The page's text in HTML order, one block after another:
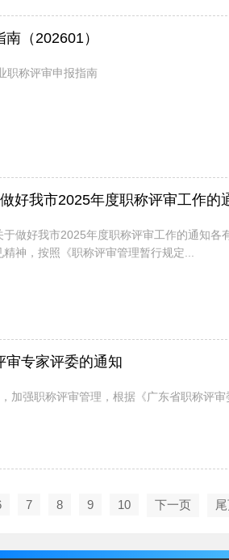
（202601）
职称评审申报指南
好我市2025年度职称评审工作的
做好我市2025年度职称评审工作的通知各
神，按照《职称评审管理暂行规定...
审专家评委的通知
加强职称评审管理，根据《广东省职称评
7 8 9 10 下一页